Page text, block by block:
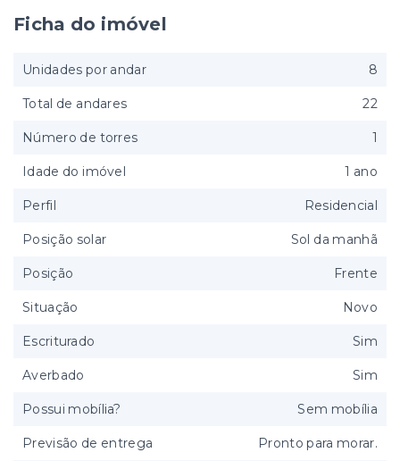
Ficha do imóvel
Unidades por andar 8
Total de andares 22
Número de torres 1
Idade do imóvel 1 ano
Perfil Residencial
Posição solar Sol da manhã
Posição Frente
Situação Novo
Escriturado Sim
Averbado Sim
Possui mobília? Sem mobília
Previsão de entrega Pronto para morar.